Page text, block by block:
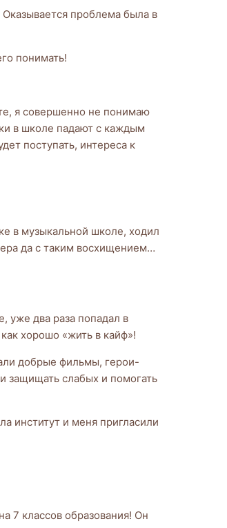
проблема была в
понимать!
я совершенно не понимаю
в школе падают с каждым
поступать, интереса к
в музыкальной школе, ходил
да с таким восхищением…
уже два раза попадал в
хорошо «жить в кайф»!
добрые фильмы, герои-
защищать слабых и помогать
институт и меня пригласили
7 классов образования! Он